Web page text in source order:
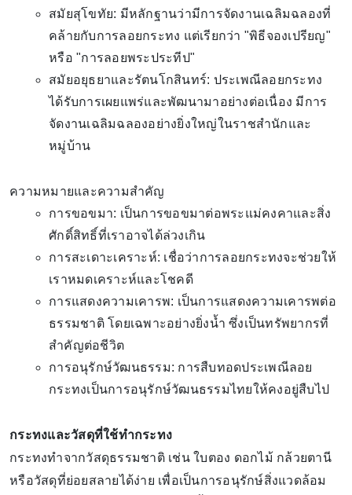
สมัยสุโขทัย: มีหลักฐานว่ามีการจัดงานเฉลิมฉลองที่
คล้ายกับการลอยกระทง แต่เรียกว่า "พิธีจองเปรียญ"
หรือ "การลอยพระประทีป"
สมัยอยุธยาและรัตนโกสินทร์: ประเพณีลอยกระทง
ได้รับการเผยแพร่และพัฒนามาอย่างต่อเนื่อง มีการ
จัดงานเฉลิมฉลองอย่างยิ่งใหญ่ในราชสำนักและ
หมู่บ้าน
ความหมายและความสำคัญ
การขอขมา: เป็นการขอขมาต่อพระแม่คงคาและสิ่ง
ศักดิ์สิทธิ์ที่เราอาจได้ล่วงเกิน
การสะเดาะเคราะห์: เชื่อว่าการลอยกระทงจะช่วยให้
เราหมดเคราะห์และโชคดี
การแสดงความเคารพ: เป็นการแสดงความเคารพต่อ
ธรรมชาติ โดยเฉพาะอย่างยิ่งน้ำ ซึ่งเป็นทรัพยากรที่
สำคัญต่อชีวิต
การอนุรักษ์วัฒนธรรม: การสืบทอดประเพณีลอย
กระทงเป็นการอนุรักษ์วัฒนธรรมไทยให้คงอยู่สืบไป
กระทงและวัสดุที่ใช้ทำกระทง
กระทงทำจากวัสดุธรรมชาติ เช่น ใบตอง ดอกไม้ กล้วยตานี
หรือวัสดุที่ย่อยสลายได้ง่าย เพื่อเป็นการอนุรักษ์สิ่งแวดล้อม